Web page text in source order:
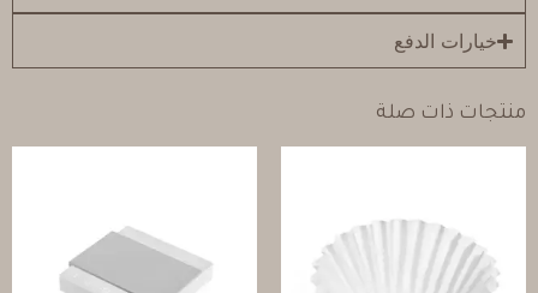
خيارات الدفع
منتجات ذات صلة